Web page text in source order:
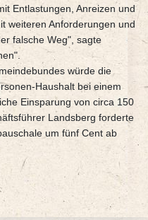
Entlastungen, Anreizen und
weiteren Anforderungen und
falsche Weg", sagte
würde die
Haushalt bei einem
Einsparung von circa 150
Landsberg forderte
um fünf Cent ab